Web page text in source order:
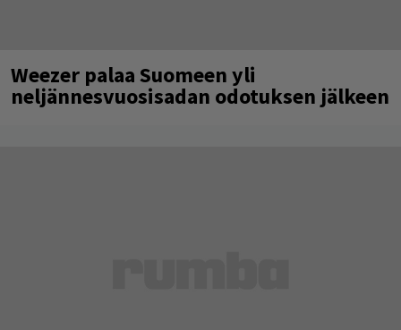
Weezer palaa Suomeen yli
neljännesvuosisadan odotuksen jälkeen